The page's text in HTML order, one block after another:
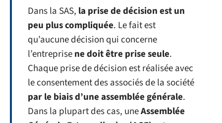
Dans la SAS, la prise de décision est un
peu plus compliquée. Le fait est
qu’aucune décision qui concerne
l’entreprisene doit être prise seule.
Chaque prise de décision est réalisée avec
le consentement des associés de la société
par le biais d’une assemblée générale.
Dans la plupart des cas, uneAssemblée